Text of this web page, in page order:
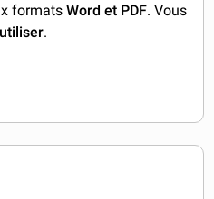
formatsWord et PDF. Vous
.